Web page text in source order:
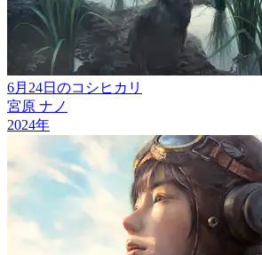
6月24日のコシヒカリ
宮原 ナノ
2024年